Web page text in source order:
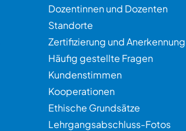
Dozentinnen und Dozenten
Standorte
Zertifizierung und Anerkennung
Häufig gestellte Fragen
Kundenstimmen
Kooperationen
Ethische Grundsätze
Lehrgangsabschluss-Fotos